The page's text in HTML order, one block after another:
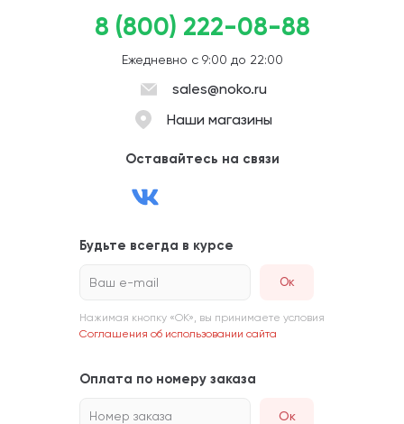
8 (800) 222-08-88
Ежедневно с 9:00 до 22:00
sales@noko.ru
Наши магазины
Оставайтесь на связи
Будьте всегда в курсе
Ваш e-mail
Нажимая кнопку «ОК», вы принимаете условия
Соглашения об использовании сайта
Оплата по номеру заказа
Номер заказа Ок